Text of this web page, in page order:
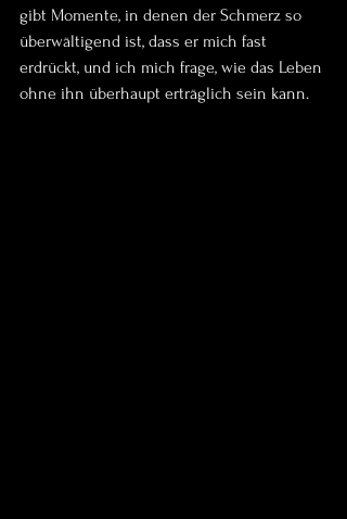
gibt Momente, in denen der Schmerz so
überwältigend ist, dass er mich fast
erdrückt, und ich mich frage, wie das Leben
ohne ihn überhaupt erträglich sein kann.